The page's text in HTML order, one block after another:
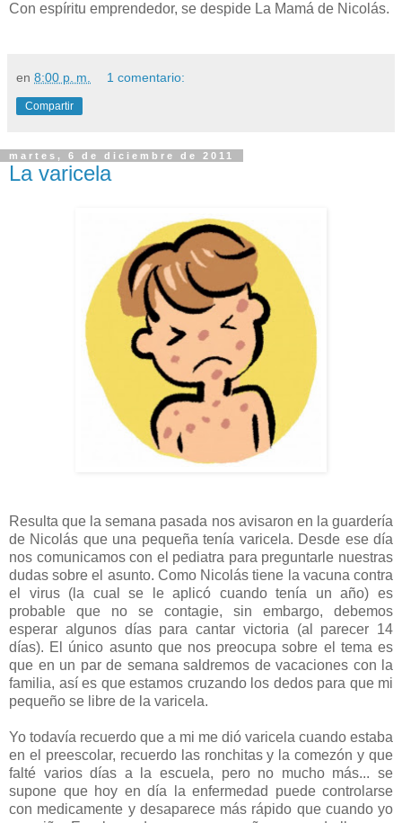
Con espíritu emprendedor, se despide La Mamá de Nicolás.
en 8:00 p. m. 1 comentario:
Compartir
martes, 6 de diciembre de 2011
La varicela
Resulta que la semana pasada nos avisaron en la guardería
de Nicolás que una pequeña tenía varicela. Desde ese día
nos comunicamos con el pediatra para preguntarle nuestras
dudas sobre el asunto. Como Nicolás tiene la vacuna contra
el virus (la cual se le aplicó cuando tenía un año) es
probable que no se contagie, sin embargo, debemos
esperar algunos días para cantar victoria (al parecer 14
días). El único asunto que nos preocupa sobre el tema es
que en un par de semana saldremos de vacaciones con la
familia, así es que estamos cruzando los dedos para que mi
pequeño se libre de la varicela.
Yo todavía recuerdo que a mi me dió varicela cuando estaba
en el preescolar, recuerdo las ronchitas y la comezón y que
falté varios días a la escuela, pero no mucho más... se
supone que hoy en día la enfermedad puede controlarse
con medicamente y desaparece más rápido que cuando yo